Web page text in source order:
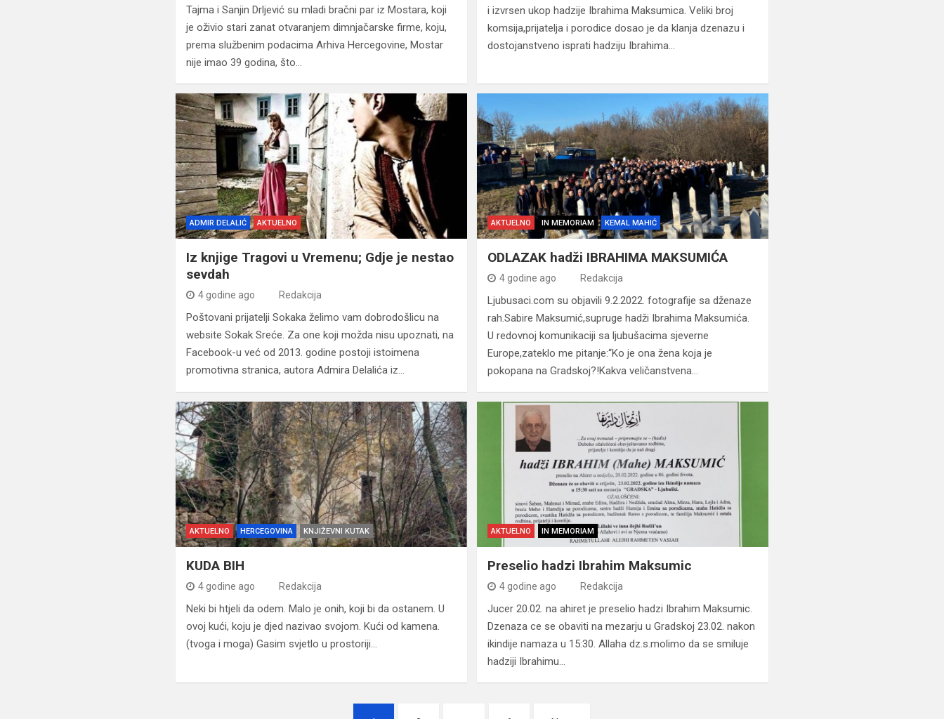
Tajma i Sanjin Drljević su mladi bračni par iz Mostara, koji
je oživio stari zanat otvaranjem dimnjačarske firme, koju,
prema službenim podacima Arhiva Hercegovine, Mostar
nije imao 39 godina, što…
i izvrsen ukop hadzije Ibrahima Maksumica. Veliki broj
komsija,prijatelja i porodice dosao je da klanja dzenazu i
dostojanstveno isprati hadziju Ibrahima…
ADMIR DELALIĆ AKTUELNO
Iz knjige Tragovi u Vremenu; Gdje je nestao
sevdah
4 godine ago Redakcija
Poštovani prijatelji Sokaka želimo vam dobrodošlicu na
website Sokak Sreće. Za one koji možda nisu upoznati, na
Facebook-u već od 2013. godine postoji istoimena
promotivna stranica, autora Admira Delalića iz…
AKTUELNO IN MEMORIAM KEMAL MAHIĆ
ODLAZAK hadži IBRAHIMA MAKSUMIĆA
4 godine ago Redakcija
Ljubusaci.com su objavili 9.2.2022. fotografije sa dženaze
rah.Sabire Maksumić,supruge hadži Ibrahima Maksumića.
U redovnoj komunikaciji sa ljubušacima sjeverne
Europe,zateklo me pitanje:“Ko je ona žena koja je
pokopana na Gradskoj?!Kakva veličanstvena…
AKTUELNO HERCEGOVINA KNJIŽEVNI KUTAK
KUDA BIH
4 godine ago Redakcija
Neki bi htjeli da odem. Malo je onih, koji bi da ostanem. U
ovoj kući, koju je djed nazivao svojom. Kući od kamena.
(tvoga i moga) Gasim svjetlo u prostoriji…
AKTUELNO IN MEMORIAM
Preselio hadzi Ibrahim Maksumic
4 godine ago Redakcija
Jucer 20.02. na ahiret je preselio hadzi Ibrahim Maksumic.
Dzenaza ce se obaviti na mezarju u Gradskoj 23.02. nakon
ikindije namaza u 15:30. Allaha dz.s.molimo da se smiluje
hadziji Ibrahimu…